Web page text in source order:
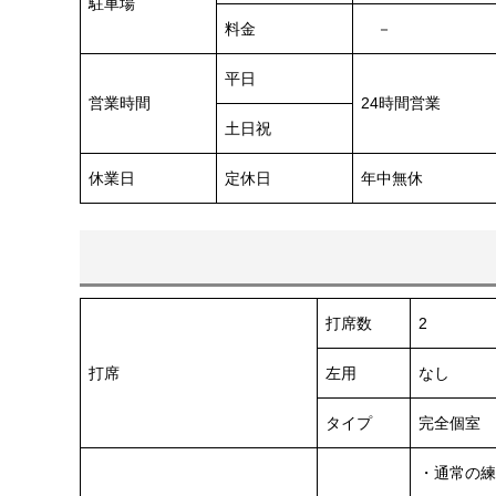
料金 －
営業時間
平日
24時間営業
土日祝
休業日 定休日 年中無休
打席
打席数 2
左用 なし
タイプ 完全個室
・通常の